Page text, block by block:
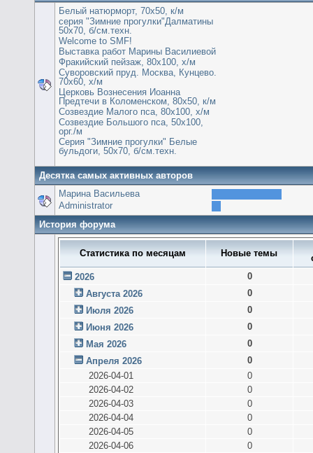
Белый натюрморт, 70х50, к/м
серия "Зимние прогулки"Далматины
50х70, б/см.техн.
Welcome to SMF!
Выставка работ Марины Василиевой
Фракийский пейзаж, 80х100, х/м
Суворовский пруд. Москва, Кунцево.
70х60, х/м
Церковь Вознесения Иоанна
Предтечи в Коломенском, 80х50, к/м
Созвездие Малого пса, 80х100, х/м
Созвездие Большого пса, 50х100,
орг./м
Серия "Зимние прогулки" Белые
бульдоги, 50х70, б/см.техн.
Десятка самых активных авторов
Марина Васильева
Administrator
История форума
Статистика по месяцам Новые темы
2026
0
Августа 2026
0
Июля 2026
0
Июня 2026
0
Мая 2026
0
Апреля 2026
0
2026-04-01
0
2026-04-02
0
2026-04-03
0
2026-04-04
0
2026-04-05
0
2026-04-06
0